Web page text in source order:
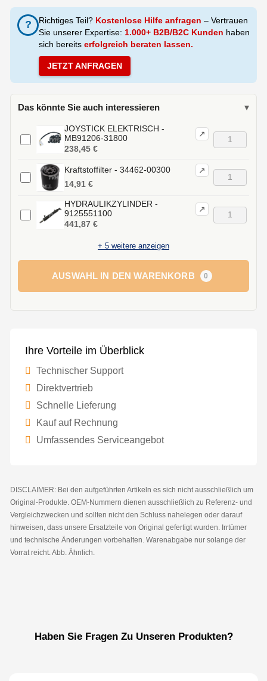
? Richtiges Teil? Kostenlose Hilfe anfragen – Vertrauen
Sie unserer Expertise: 1.000+ B2B/B2C Kunden haben
sich bereits erfolgreich beraten lassen.
JETZT ANFRAGEN
Das könnte Sie auch interessieren ▾
JOYSTICK ELEKTRISCH -
MB91206-31800
↗
238,45 €
Kraftstoffilter - 34462-00300 ↗
14,91 €
HYDRAULIKZYLINDER -
9125551100
↗
441,87 €
+ 5 weitere anzeigen
AUSWAHL IN DEN WARENKORB 0
Ihre Vorteile im Überblick
Technischer Support
Direktvertrieb
Schnelle Lieferung
Kauf auf Rechnung
Umfassendes Serviceangebot
DISCLAIMER: Bei den aufgeführten Artikeln es sich nicht ausschließlich um
Original-Produkte. OEM-Nummern dienen ausschließlich zu Referenz- und
Vergleichzwecken und sollten nicht den Schluss nahelegen oder darauf
hinweisen, dass unsere Ersatzteile von Original gefertigt wurden. Irrtümer
und technische Änderungen vorbehalten. Warenabgabe nur solange der
Vorrat reicht. Abb. Ähnlich.
Haben Sie Fragen Zu Unseren Produkten?